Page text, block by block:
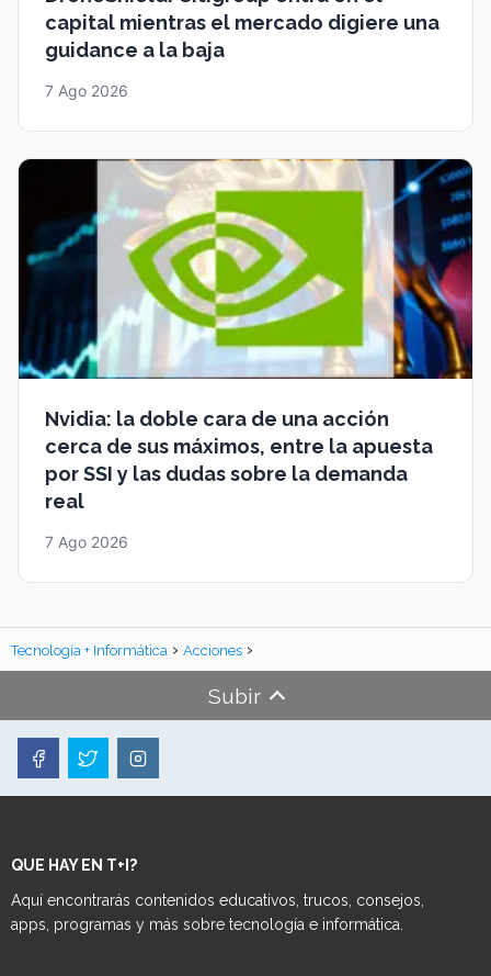
capital mientras el mercado digiere una
guidance a la baja
7 Ago 2026
Nvidia: la doble cara de una acción
cerca de sus máximos, entre la apuesta
por SSI y las dudas sobre la demanda
real
7 Ago 2026
Tecnología + Informática Acciones
Subir
QUE HAY EN T+I?
Aquí encontrarás contenidos educativos, trucos, consejos,
apps, programas y más sobre tecnología e informática.